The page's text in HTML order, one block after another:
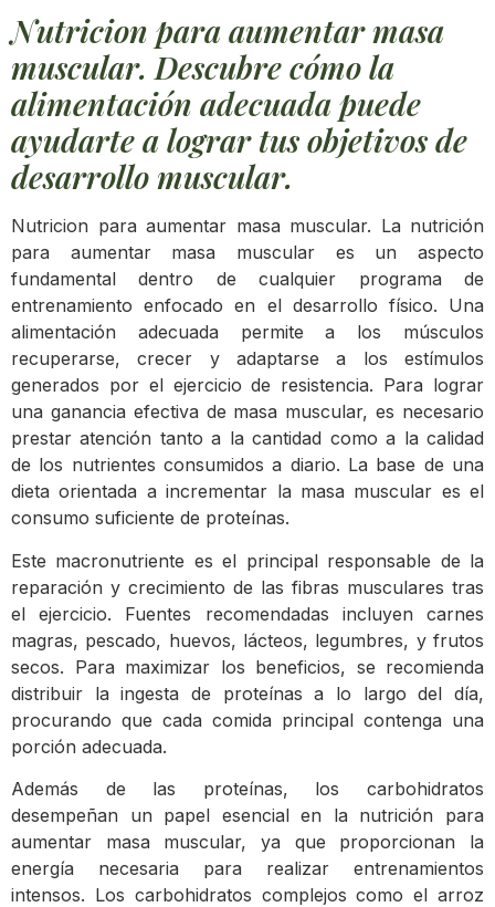
Nutricion para aumentar masa
muscular. Descubre cómo la
alimentación adecuada puede
ayudarte a lograr tus objetivos de
desarrollo muscular.
Nutricion para aumentar masa muscular. La nutrición
para aumentar masa muscular es un aspecto
fundamental dentro de cualquier programa de
entrenamiento enfocado en el desarrollo físico. Una
alimentación adecuada permite a los músculos
recuperarse, crecer y adaptarse a los estímulos
generados por el ejercicio de resistencia. Para lograr
una ganancia efectiva de masa muscular, es necesario
prestar atención tanto a la cantidad como a la calidad
de los nutrientes consumidos a diario. La base de una
dieta orientada a incrementar la masa muscular es el
consumo suficiente de proteínas.
Este macronutriente es el principal responsable de la
reparación y crecimiento de las fibras musculares tras
el ejercicio. Fuentes recomendadas incluyen carnes
magras, pescado, huevos, lácteos, legumbres, y frutos
secos. Para maximizar los beneficios, se recomienda
distribuir la ingesta de proteínas a lo largo del día,
procurando que cada comida principal contenga una
porción adecuada.
Además de las proteínas, los carbohidratos
desempeñan un papel esencial en la nutrición para
aumentar masa muscular, ya que proporcionan la
energía necesaria para realizar entrenamientos
intensos. Los carbohidratos complejos como el arroz